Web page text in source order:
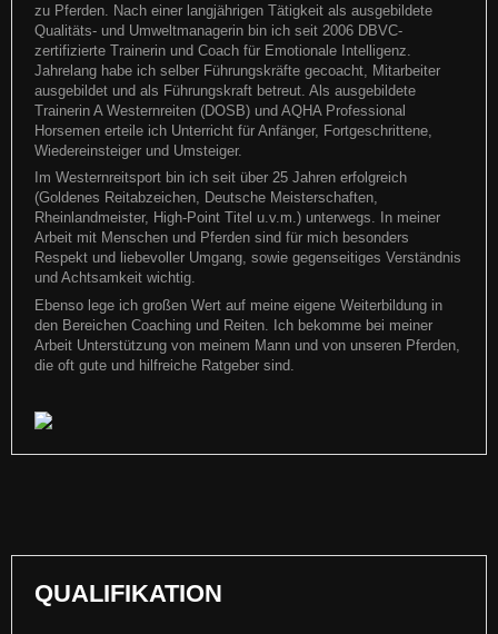
All Around Trainer - meine ganz persönliche Ehrung
Ich bin so stolz auf "meine" Turnier-Reiter und -Supporter ... bei
unserer Jahresabschlußfeier haben Sie mich als "ihren
Weiterlesen
EWU Landesmeisterschaft 2019
EWU Landesmeisterschaft 2019 dieses Jahr zum ersten Mal auf der
Anlage der Pferdefreunde Goch Patricia hat einen super
Weiterlesen
Weiterlesen
zu Pferden. Nach einer langjährigen Tätigkeit als ausgebildete
Qualitäts- und Umweltmanagerin bin ich seit 2006 DBVC-
zertifizierte Trainerin und Coach für Emotionale Intelligenz.
Jahrelang habe ich selber Führungskräfte gecoacht, Mitarbeiter
ausgebildet und als Führungskraft betreut. Als ausgebildete
Trainerin A Westernreiten (DOSB) und AQHA Professional
Horsemen erteile ich Unterricht für Anfänger, Fortgeschrittene,
Wiedereinsteiger und Umsteiger.
Im Westernreitsport bin ich seit über 25 Jahren erfolgreich
(Goldenes Reitabzeichen, Deutsche Meisterschaften,
Rheinlandmeister, High-Point Titel u.v.m.) unterwegs. In meiner
Arbeit mit Menschen und Pferden sind für mich besonders
Respekt und liebevoller Umgang, sowie gegenseitiges Verständnis
und Achtsamkeit wichtig.
Ebenso lege ich großen Wert auf meine eigene Weiterbildung in
den Bereichen Coaching und Reiten. Ich bekomme bei meiner
Arbeit Unterstützung von meinem Mann und von unseren Pferden,
die oft gute und hilfreiche Ratgeber sind.
QUALIFIKATION